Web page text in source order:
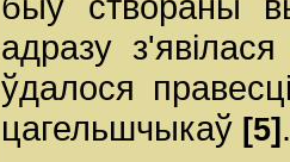
адразу
ўдалося
цагельшчыкаў [5] .